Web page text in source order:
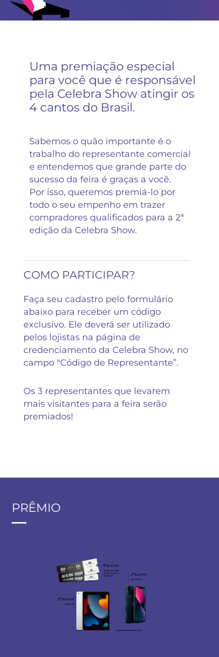
Uma premiação especial
para você que é responsável
pela Celebra Show atingir os
4 cantos do Brasil.
Sabemos o quão importante é o
trabalho do representante comercial
e entendemos que grande parte do
sucesso da feira é graças a você.
Por isso, queremos premiá-lo por
todo o seu empenho em trazer
compradores qualificados para a 2ª
edição da Celebra Show.
COMO PARTICIPAR?
Faça seu cadastro pelo formulário
abaixo para receber um código
exclusivo. Ele deverá ser utilizado
pelos lojistas na página de
credenciamento da Celebra Show, no
campo "Código de Representante”.
Os 3 representantes que levarem
mais visitantes para a feira serão
premiados!
PRÊMIO